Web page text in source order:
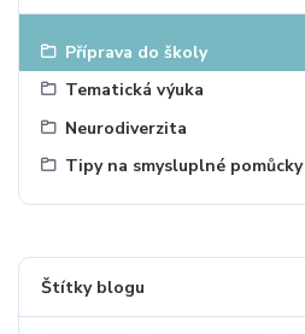
Příprava do školy
Tematická výuka
Neurodiverzita
Tipy na smysluplné pomůcky
Štítky blogu